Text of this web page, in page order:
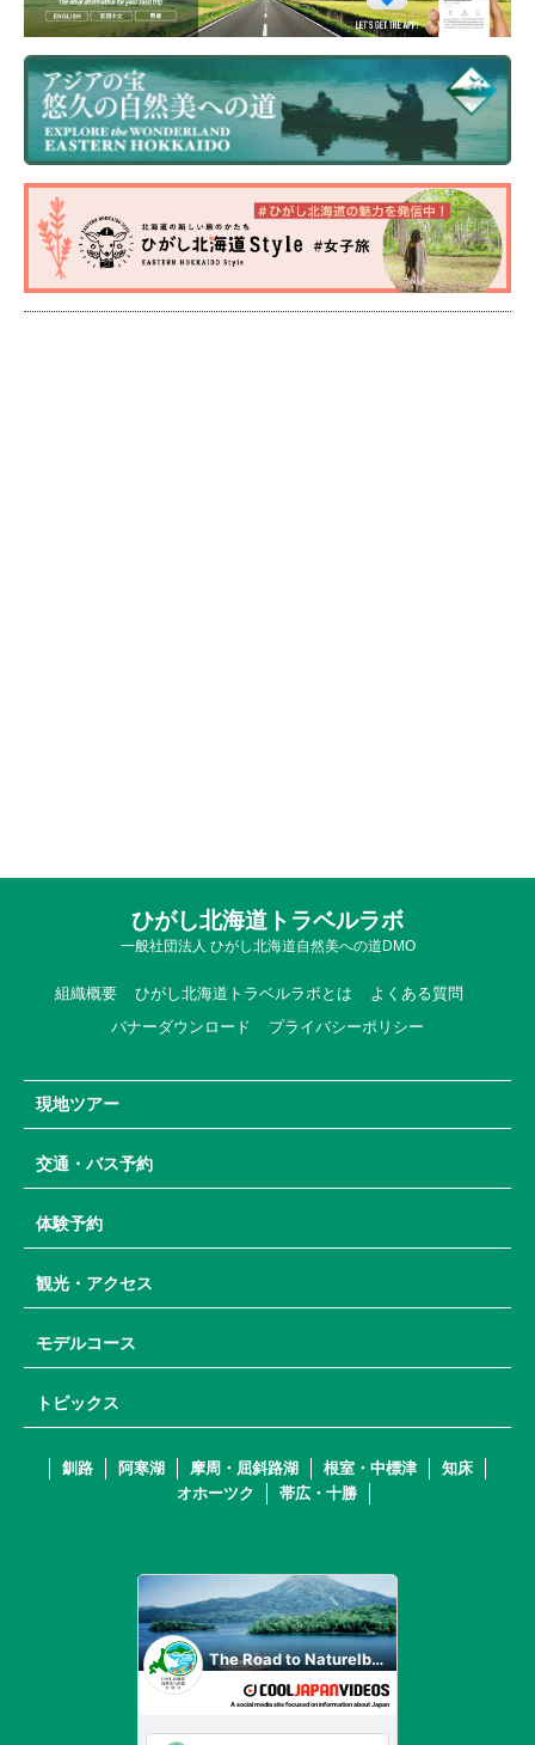
ひがし北海道トラベルラボ
一般社団法人 ひがし北海道自然美への道DMO
組織概要 ひがし北海道トラベルラボとは
よくある質問
バナーダウンロード
プライバシーポリシー
現地ツアー
交通・バス予約
体験予約
観光・アクセス
モデルコース
トピックス
釧路 阿寒湖 摩周・屈斜路湖 根室・中標津
知床
オホーツク
帯広・十勝